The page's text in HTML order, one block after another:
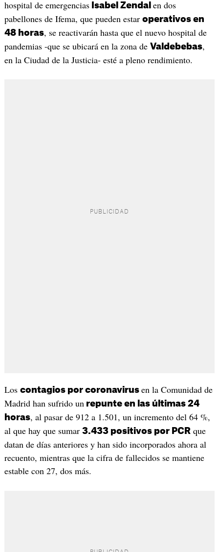
hospital de emergenciasIsabel Zendal en dos
pabellones de Ifema, que pueden estar operativos en
48 horas, se reactivarán hasta que el nuevo hospital de
pandemias -que se ubicará en la zona de Valdebebas,
en la Ciudad de la Justicia- esté a pleno rendimiento.
Los contagios por coronavirus en la Comunidad de
Madrid han sufrido un repunte en las últimas 24
horas, al pasar de 912 a 1.501, un incremento del 64 %,
al que hay que sumar 3.433 positivos por PCRque
datan de días anteriores y han sido incorporados ahora al
recuento, mientras que la cifra de fallecidos se mantiene
estable con 27, dos más.